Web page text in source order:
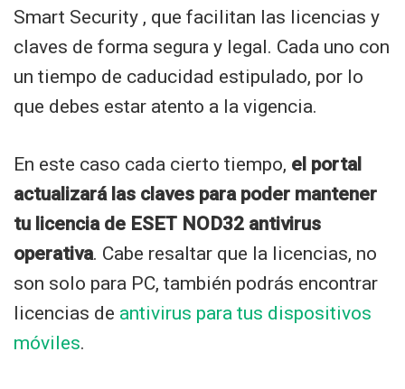
Smart Security , que facilitan las licencias y
claves de forma segura y legal. Cada uno con
un tiempo de caducidad estipulado, por lo
que debes estar atento a la vigencia.
En este caso cada cierto tiempo, el portal
actualizará las claves para poder mantener
tu licencia de ESET NOD32 antivirus
operativa. Cabe resaltar que la licencias, no
son solo para PC, también podrás encontrar
licencias de antivirus para tus dispositivos
móviles.